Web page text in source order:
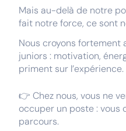
Mais au-delà de notre
fait notre force, ce sont
Nous croyons fortement
juniors : motivation,
priment sur l’expérience.
👉 Chez nous, vous ne
occuper un poste : vous
parcours.